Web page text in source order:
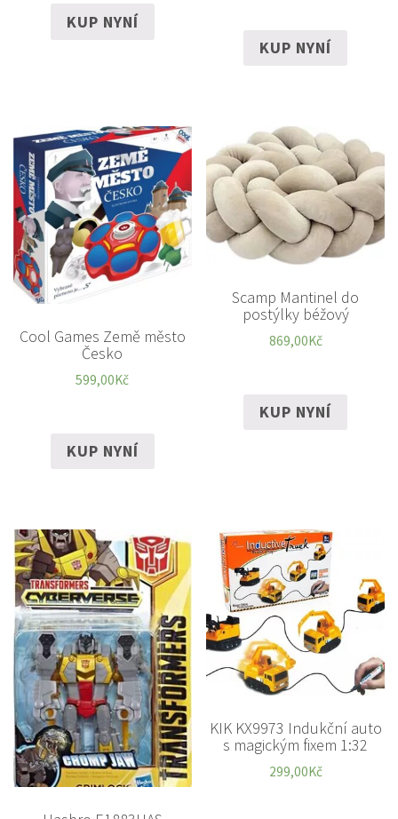
KUP NYNÍ
KUP NYNÍ
Cool Games Země město
Česko
599,00Kč
KUP NYNÍ
Scamp Mantinel do
postýlky béžový
869,00Kč
KUP NYNÍ
KIK KX9973 Indukční auto
s magickým fixem 1:32
299,00Kč